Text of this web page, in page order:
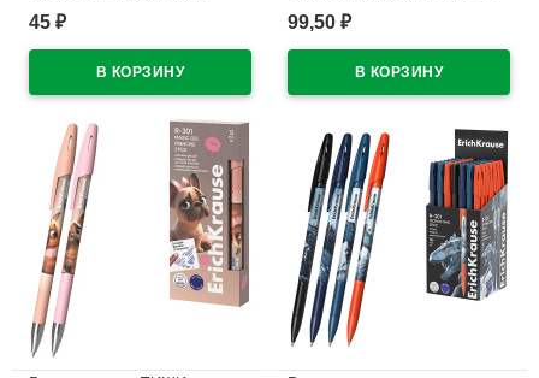
тонированный арт.64886
45 ₽
Магия Кубомир (Magic Block)
99,50 ₽